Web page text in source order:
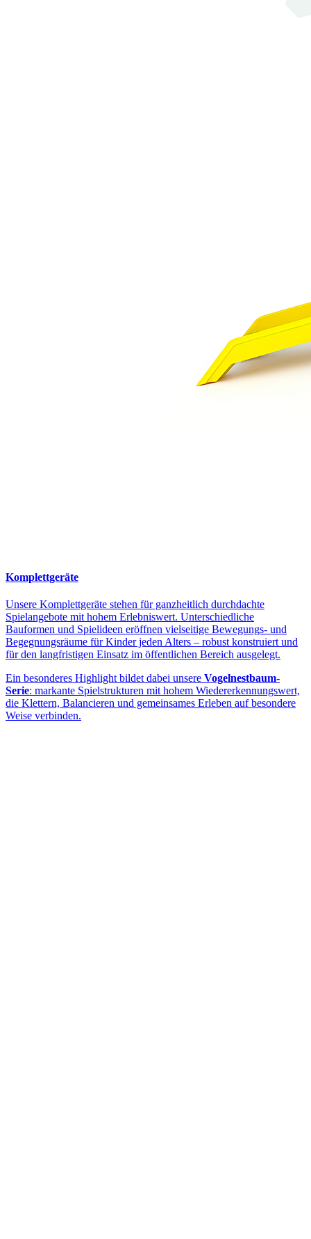
Komplettgeräte
Unsere Komplettgeräte stehen für ganzheitlich durchdachte
Spielangebote mit hohem Erlebniswert. Unterschiedliche
Bauformen und Spielideen eröffnen vielseitige Bewegungs- und
Begegnungsräume für Kinder jeden Alters – robust konstruiert und
für den langfristigen Einsatz im öffentlichen Bereich ausgelegt.
Ein besonderes Highlight bildet dabei unsere Vogelnestbaum-
Serie: markante Spielstrukturen mit hohem Wiedererkennungswert,
die Klettern, Balancieren und gemeinsames Erleben auf besondere
Weise verbinden.